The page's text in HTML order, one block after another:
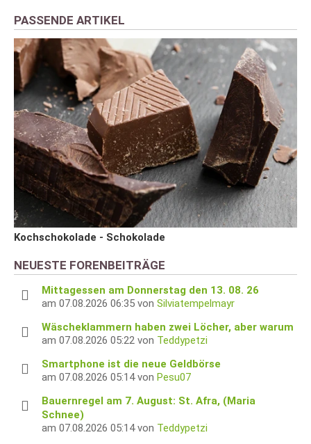
PASSENDE ARTIKEL
Kochschokolade - Schokolade
NEUESTE FORENBEITRÄGE
Mittagessen am Donnerstag den 13. 08. 26
am 07.08.2026 06:35 von Silviatempelmayr
Wäscheklammern haben zwei Löcher, aber warum
am 07.08.2026 05:22 von Teddypetzi
Smartphone ist die neue Geldbörse
am 07.08.2026 05:14 von Pesu07
Bauernregel am 7. August: St. Afra, (Maria
Schnee)
am 07.08.2026 05:14 von Teddypetzi